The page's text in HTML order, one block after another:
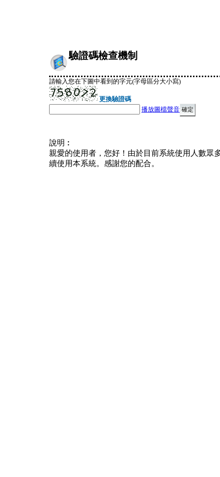
驗證碼檢查機制
請輸入您在下圖中看到的字元(字母區分大小寫)
更換驗證碼
播放圖檔聲音
說明︰
親愛的使用者，您好！由於目前系統使用人數眾
續使用本系統。感謝您的配合。